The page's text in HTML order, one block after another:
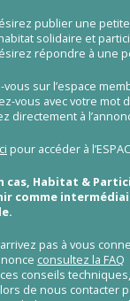
publier une
solidaire et
répondre à une
vous sur l’espace
vous avec votre mot
directement à
pour accéder à
cas, Habitat &
comme
pas à vous
consultez la FAQ
ces conseils
de nous contacter